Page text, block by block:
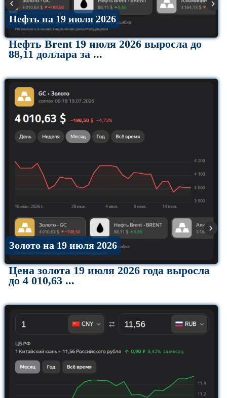
Нефть на 19 июля 2026
Нефть Brent 19 июля 2026 выросла до
88,11 доллара за ...
Золото на 19 июля 2026
Цена золота 19 июля 2026 года выросла
до 4 010,63 ...